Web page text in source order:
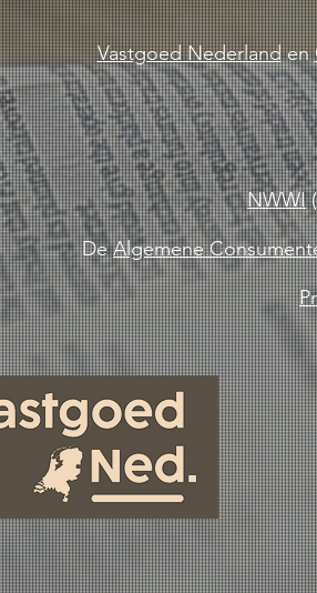
Vastgoed Nederlanden
NWWI
DeAlgemene